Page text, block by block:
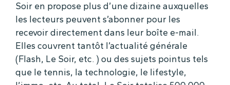
Soir en propose plus d’une dizaine auxquelles
les lecteurs peuvent s’abonner pour les
recevoir directement dans leur boîte e-mail.
Elles couvrent tantôt l’actualité générale
(Flash, Le Soir, etc. ) ou des sujets pointus tels
que le tennis, la technologie, le lifestyle,